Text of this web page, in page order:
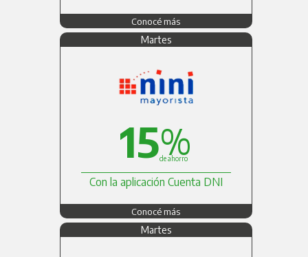
Conocé más
Martes
15%
de ahorro
Con la aplicación Cuenta DNI
Conocé más
Martes